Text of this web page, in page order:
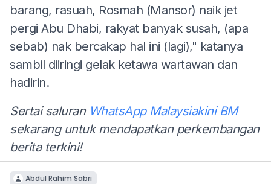
barang, rasuah, Rosmah (Mansor) naik jet
pergi Abu Dhabi, rakyat banyak susah, (apa
sebab) nak bercakap hal ini (lagi)," katanya
sambil diiringi gelak ketawa wartawan dan
hadirin.
Sertai saluran WhatsApp Malaysiakini BM
sekarang untuk mendapatkan perkembangan
berita terkini!
Abdul Rahim Sabri